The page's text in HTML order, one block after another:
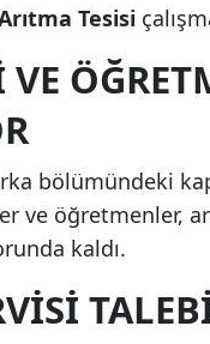
Tesisi
VE
bölümündeki
ve öğretmenler,
kaldı.